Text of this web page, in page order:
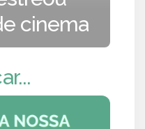
cinema